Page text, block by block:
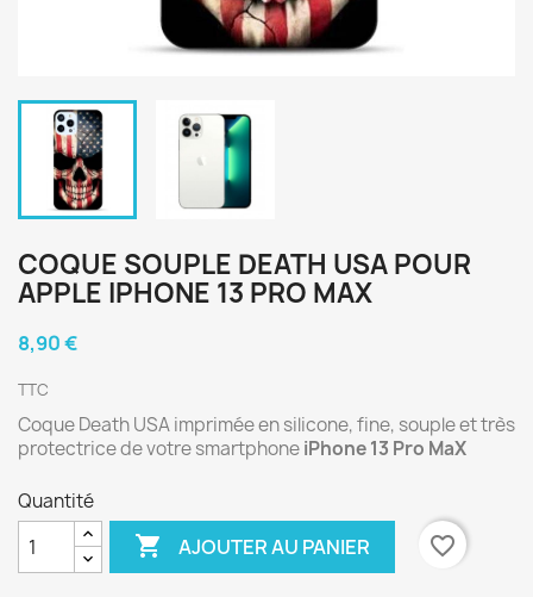
COQUE SOUPLE DEATH USA POUR
APPLE IPHONE 13 PRO MAX
8,90 €
TTC
Coque Death USA imprimée en silicone, fine, souple et très
protectrice de votre smartphoneiPhone 13 Pro MaX
Quantité
 AJOUTER AU PANIER favorite_border